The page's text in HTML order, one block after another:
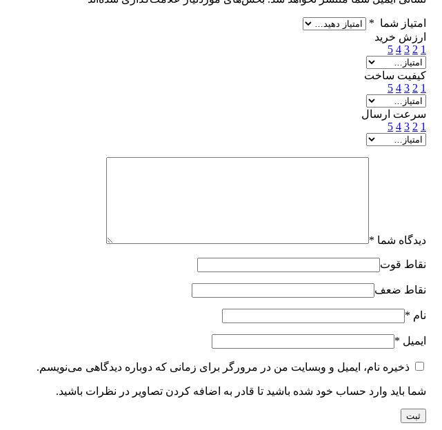
امتیاز شما *
ارزش خرید
1
2
3
4
5
کیفیت ساخت
1
2
3
4
5
سرعت ارسال
1
2
3
4
5
دیدگاه شما *
نقاط قوت
نقاط ضعف
نام *
ایمیل *
ذخیره نام، ایمیل و وبسایت من در مرورگر برای زمانی که دوباره دیدگاهی می‌نویسم.
شما باید وارد حساب خود شده باشید تا قادر به اضافه کردن تصاویر در نظرات باشید.